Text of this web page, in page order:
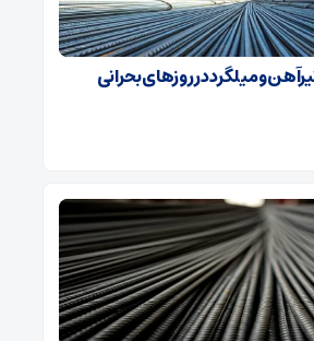
تیرآهن و میلگرد در روزهای بحرانی